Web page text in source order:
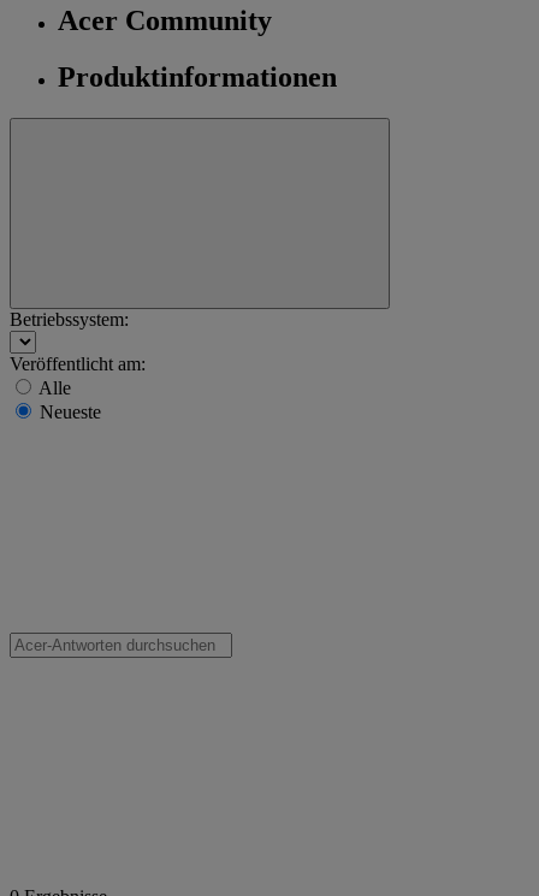
Acer Community
Produktinformationen
Betriebssystem:
Veröffentlicht am:
Alle
Neueste